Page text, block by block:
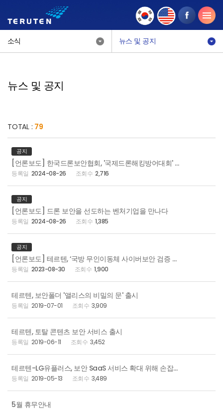
소식 뉴스 및 공지
뉴스 및 공지
TOTAL : 79
공지
[언론보도] 한국드론보안협회, '국제드론해킹방어대회' 개최
2024-08-26 2,716
공지
[언론보도] 드론 보안을 선도하는 벤처기업을 만나다
2024-08-26 1,385
공지
[언론보도] 테르텐, ‘국방 무인이동체 사이버보안 검증 및 시험환경 개발’ 연구과제 협약 체결
2023-08-30 1,900
테르텐, 보안폴더 '앨리스의 비밀의 문' 출시
2019-07-01 3,909
테르텐, 토탈 콘텐츠 보안 서비스 출시
2019-06-11 3,452
테르텐-LG유플러스, 보안 SaaS 서비스 확대 위해 손잡았다
2019-05-13 3,489
5월 휴무안내